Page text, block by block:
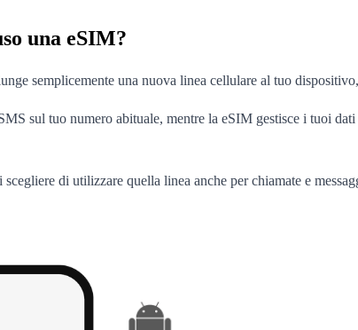
una eSIM?
semplicemente una nuova linea cellulare al tuo
sul tuo numero abituale, mentre la eSIM gestisce i tuoi
di utilizzare quella linea anche per chiamate e